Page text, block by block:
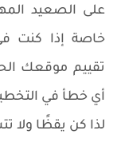
على الصعيد
خاصة إذا كنت
تقييم موقعك
أي خطأ في
لذا كن يقظًا ولا